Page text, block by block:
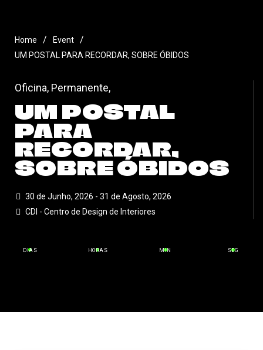
Home / Event /
UM POSTAL PARA RECORDAR, SOBRE ÓBIDOS
Oficina, Permanente,
UM POSTAL
PARA
RECORDAR,
SOBRE ÓBIDOS
30 de Junho, 2026 - 31 de Agosto, 2026
CDI - Centro de Design de Interiores
DIAS HORAS MIN SEG